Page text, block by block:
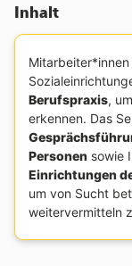
Inhalt
Berufspraxis,
erkennen. Das
Personen sowie
Einrichtungen
um von Sucht
weitervermitteln